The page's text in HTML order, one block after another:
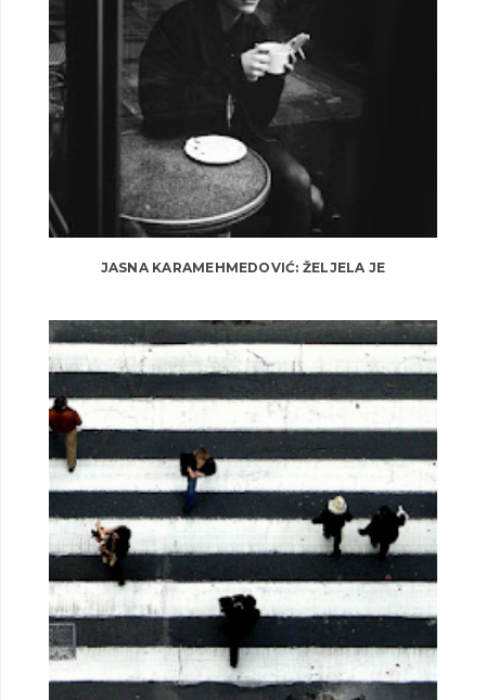
JASNA KARAMEHMEDOVIĆ: ŽELJELA JE